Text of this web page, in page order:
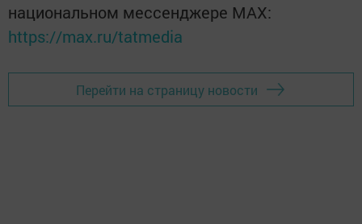
национальном мессенджере MАХ:
https://max.ru/tatmedia
Перейти на страницу новости